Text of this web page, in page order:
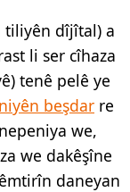
tiliyên dîjîtal) a
li ser cîhaza
tenê pelê ye
beşdar re
we,
we dakêşîne
daneyan